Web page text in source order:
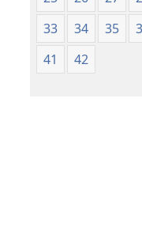
33
34 35
41
42